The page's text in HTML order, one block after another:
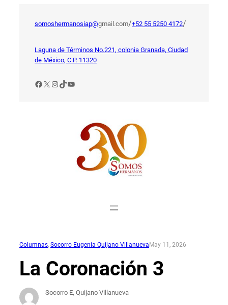
somoshermanosiap@gmail.com/+52 55 5250 4172/
Laguna de Términos No.221, colonia Granada, Ciudad
de México, C.P. 11320
Facebook
X Instagram
TikTok
YouTube
Columnas, Socorro Eugenia Quijano Villanueva May 11, 2026
La Coronación 3
Socorro E, Quijano Villanueva